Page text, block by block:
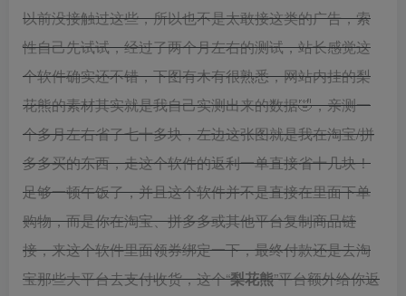
以前没接触过这些，所以也不是太敢接这类的广告，索
性自己先试试，经过了两个月左右的测试，站长感觉这
个软件确实还不错，下图有木有很熟悉，网站内挂的梨
花熊的素材其实就是我自己实测出来的数据🤣，亲测一
个多月左右省了七十多块，左边这张图就是我在淘宝/拼
多多买的东西，走这个软件的返利一单直接省十几块！
足够一顿午饭了，并且这个软件并不是直接在里面下单
购物，而是你在淘宝、拼多多或其他平台复制商品链
接，来这个软件里面领券绑定一下，最终付款还是去淘
宝那些大平台去支付收货，这个“梨花熊”平台额外给你返